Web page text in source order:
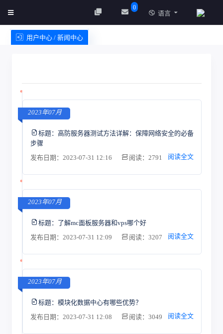
0
语言
用户中心 / 新闻中心
2023年07月
标题： 高防服务器测试方法详解：保障网络安全的必备
步骤
发布日期：2023-07-31 12:16
阅读：2791 阅读全文
2023年07月
标题： 了解mc面板服务器和vps哪个好
发布日期：2023-07-31 12:09
阅读：3207 阅读全文
2023年07月
标题： 模块化数据中心有哪些优势？
发布日期：2023-07-31 12:08
阅读：3049 阅读全文